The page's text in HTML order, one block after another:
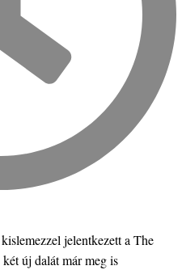
jelentkezett a The
új dalát már meg is